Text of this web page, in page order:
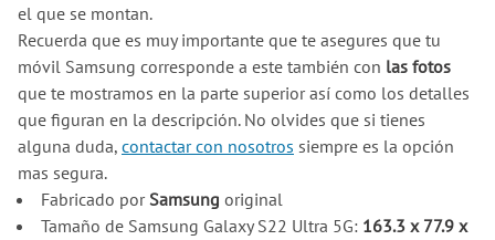
el que se montan.
Recuerda que es muy importante que te asegures que tu
móvil Samsung corresponde a este también con las fotos
que te mostramos en la parte superior así como los detalles
que figuran en la descripción. No olvides que si tienes
alguna duda, contactar con nosotros siempre es la opción
mas segura.
Fabricado porSamsung original
Tamaño de Samsung Galaxy S22 Ultra 5G: 163.3 x 77.9 x